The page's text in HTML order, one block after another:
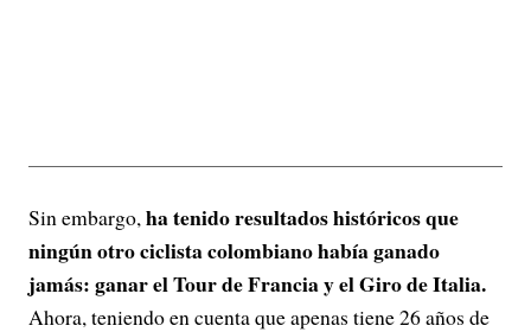
Sin embargo,ha tenido resultados históricos que
ningún otro ciclista colombiano había ganado
jamás: ganar el Tour de Francia y el Giro de Italia.
Ahora, teniendo en cuenta que apenas tiene 26 años de